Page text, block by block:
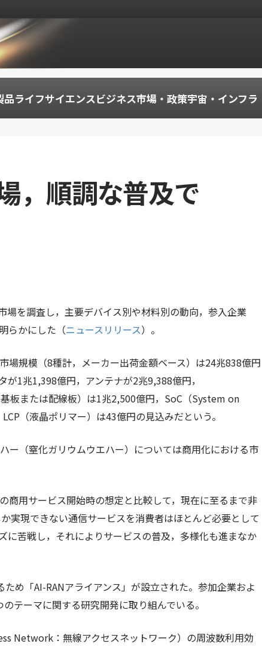
品ライフサイエンスビジネス市場・政策宇宙・インフラ
，順調な普及で
を調査し，主要デバイス別や材料別の動向，参入企業
らかにした（ニュースリリース）。
場規模（8種計，メーカー出荷金額ベース）は24兆838億円
1兆1,398億円，アンテナが2兆9,388億円，
板または配線板）は1兆2,500億円，SoC（System on
（液晶ポリマー）は43億円の見込みだという。
ー（窒化ガリウムウエハー​）については商用化における市
商用サービス開始時の想定と比較して，現在に至るまで非
実現できない通信サービスを消費者はほとんど必要として
苦戦し，それによりサービスの普及，多様化も進まなか
め「AI-RANアライアンス」が設立された。参加企業およ
テーマに関する研究開発に取り組んでいる。
Network：無線アクセスネットワーク）の周波数利用効